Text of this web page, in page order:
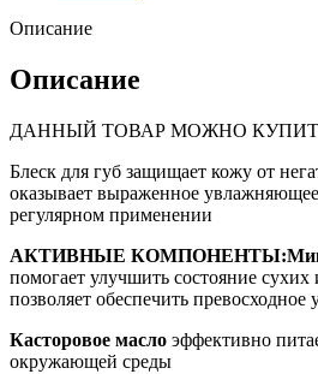
Описание
Описание
ДАННЫЙ ТОВАР МОЖНО
Блеск для губ защищает кожу от
оказывает выраженное
регулярном применении
АКТИВНЫЕ КОМПОНЕНТЫ:
помогает улучшить состояние
позволяет обеспечить
Касторовое масло эффективно
окружающей среды